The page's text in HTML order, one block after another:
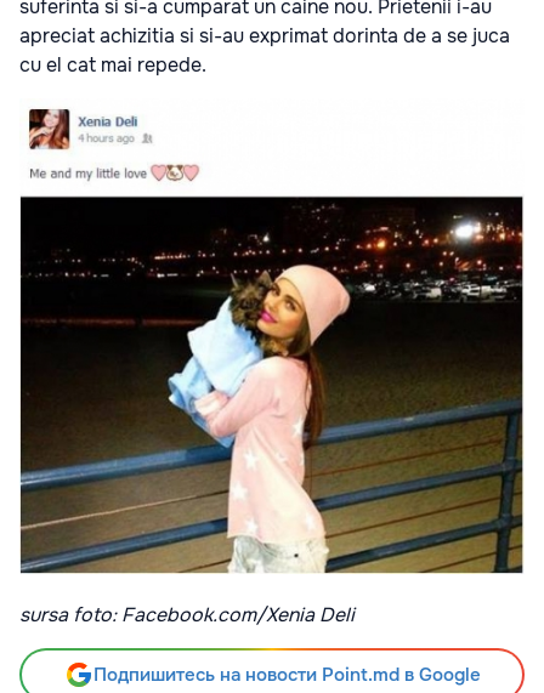
suferinta si si-a cumparat un caine nou. Prietenii i-au
apreciat achizitia si si-au exprimat dorinta de a se juca
cu el cat mai repede.
sursa foto: Facebook.com/Xenia Deli
Подпишитесь на новости Point.md в Google